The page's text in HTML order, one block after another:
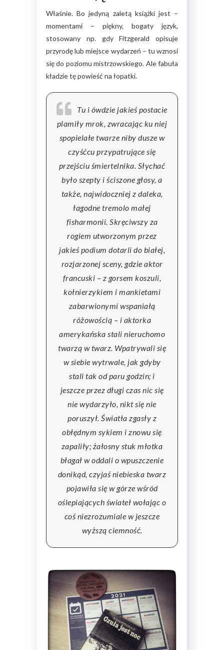
Właśnie. Bo jedyną zaletą książki jest –
momentami – piękny, bogaty język,
stosowany np. gdy Fitzgerald opisuje
przyrodę lub miejsce wydarzeń – tu wznosi
się do poziomu mistrzowskiego. Ale fabuła
kładzie tę powieść na łopatki.
Tu i ówdzie jakieś postacie
plamiły mrok, zwracając ku niej
spopielałe twarze niby dusze w
czyśćcu przypatrujące się
przejściu śmiertelnika. Słychać
było szepty i ściszone głosy, a
także, najwidoczniej z daleka,
łagodne tremolo małej
fisharmonii. Skręciwszy za
rogiem utworzonym przez
jakieś podium dotarli do białej,
rozjarzonej sceny, gdzie aktor
francuski – z gorsem koszuli,
kołnierzykiem i mankietami
zabarwionymi wspaniałą
różowością – i aktorka
amerykańska stali nieruchomo
twarzą w twarz. Wpatrywali się
w siebie wytrwale, jak gdyby
stali tak od paru godzin; i
jeszcze przez długi czas nic się
nie wydarzyło, nikt się nie
poruszył. Światła zgasły z
obłędnym sykiem i znowu się
zapaliły; żałosny stuk młotka
błagał w oddali o wpuszczenie
donikąd, czyjaś niebieska twarz
pojawiła się w górze wśród
oślepiających świateł wołając o
coś niezrozumiale w jeszcze
wyższą ciemność.